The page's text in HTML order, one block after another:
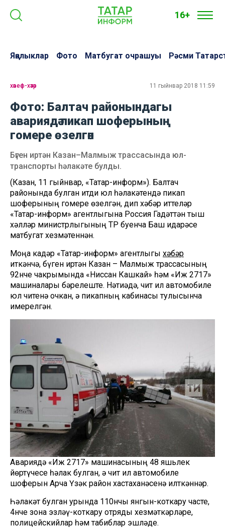
16+
Яңалыклар Фото Матбугат очрашуы Рәсми
хәвеф-хәтәр 11 гыйнвар 2018 11:59
Фото: Балтач районындагы
авариядә пикап шоферының
гомере өзелгән
Бүген иртән Казан–Малмыж трассасында юл-
транспорты һәлакәте булды.
(Казан, 11 гыйнвар, «Татар-информ»). Балтач
районында булган җитди юл һәлакәтендә пикап
шоферының гомере өзелгән, дип хәбәр иттеләр
«Татар-информ» агентлыгына Россия Гадәттән тыш
хәлләр министрлыгының ТР буенча Баш идарәсе
матбугат хезмәтеннән.
Моңа кадәр «Татар-информ» агентлыгы хәбәр
иткәнчә, бүген иртән Казан – Малмыж трассасының
92нче чакрымында «Ниссан Кашкай» һәм «Иж 2717»
машиналары бәрелеште. Нәтиҗәдә, чит ил автомобиле
юл читенә очкан, ә пикапның кабинасы тулысынча
җимерелгән.
Авариядә «Иж 2717» машинасының 48 яшьлек
йөртүчесе һәлак булган, ә чит ил автомобиле
шоферын Арча Үзәк район хастаханәсенә илткәннәр.
Һәлакәт булган урында 110нчы янгын-коткару часте,
4нче зона эзләү-коткару отряды хезмәткәрләре,
полицейскийлар һәм табиблар эшләде.